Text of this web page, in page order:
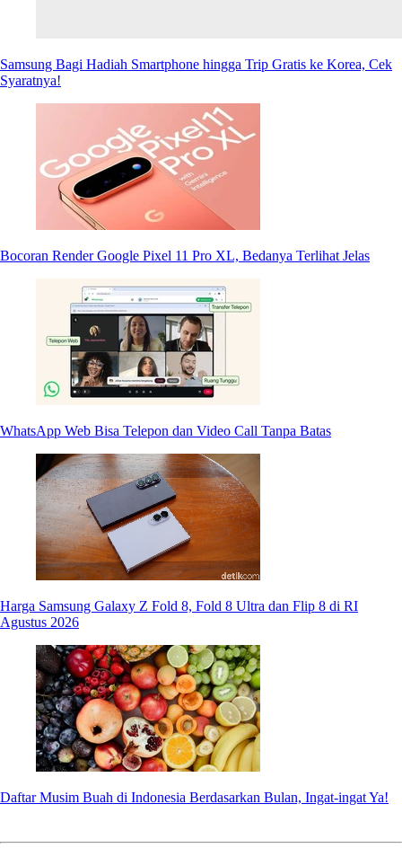
Samsung Bagi Hadiah Smartphone hingga Trip Gratis ke Korea, Cek
Syaratnya!
Bocoran Render Google Pixel 11 Pro XL, Bedanya Terlihat Jelas
WhatsApp Web Bisa Telepon dan Video Call Tanpa Batas
Harga Samsung Galaxy Z Fold 8, Fold 8 Ultra dan Flip 8 di RI
Agustus 2026
Daftar Musim Buah di Indonesia Berdasarkan Bulan, Ingat-ingat Ya!